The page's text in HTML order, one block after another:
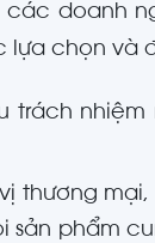
doanh
lựa chọn và
trách
thương
sản phẩm